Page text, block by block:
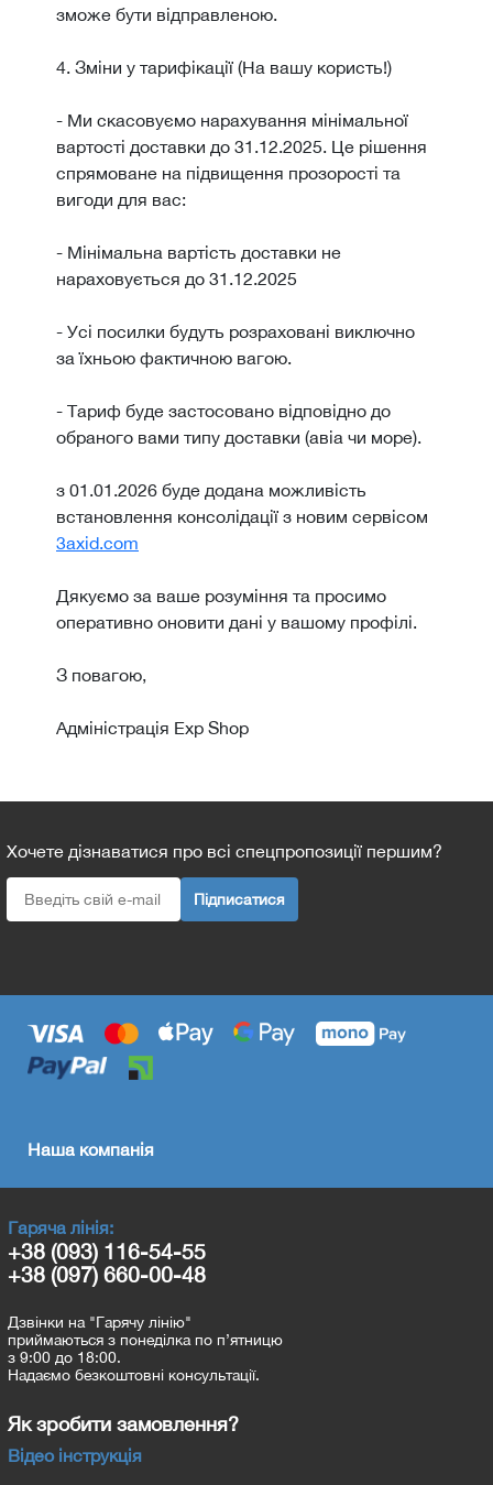
зможе бути відправленою.
4. Зміни у тарифікації (На вашу користь!)
- Ми скасовуємо нарахування мінімальної
вартості доставки до 31.12.2025. Це рішення
спрямоване на підвищення прозорості та
вигоди для вас:
- Мінімальна вартість доставки не
нараховується до 31.12.2025
- Усі посилки будуть розраховані виключно
за їхньою фактичною вагою.
- Тариф буде застосовано відповідно до
обраного вами типу доставки (авіа чи море).
з 01.01.2026 буде додана можливість
встановлення консолідації з новим сервісом
3axid.com
Дякуємо за ваше розуміння та просимо
оперативно оновити дані у вашому профілі.
З повагою,
Адміністрація Exp Shop
Хочете дізнаватися про всі спецпропозиції першим?
Підписатися
Наша компанія
Гаряча лінія:
+38 (093) 116-54-55
+38 (097) 660-00-48
Дзвінки на "Гарячу лінію"
приймаються з понеділка по п’ятницю
з 9:00 до 18:00.
Надаємо безкоштовні консультації.
Як зробити замовлення?
Відео інструкція